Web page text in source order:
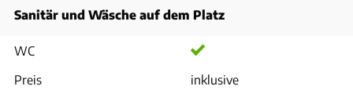
Sanitär und Wäsche auf dem Platz
WC
Preis
inklusive